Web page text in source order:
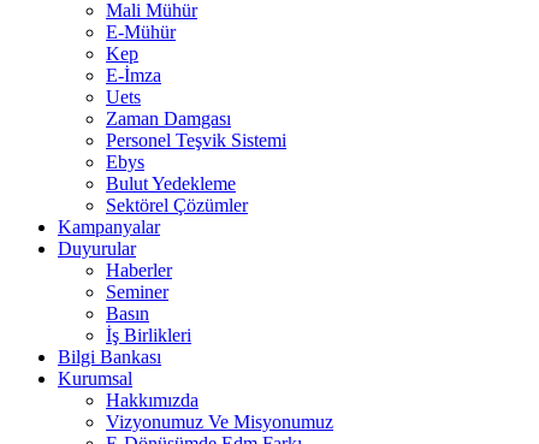
Mali Mühür
E-Mühür
Kep
E-İmza
Uets
Zaman Damgası
Personel Teşvik Sistemi
Ebys
Bulut Yedekleme
Sektörel Çözümler
Kampanyalar
Duyurular
Haberler
Seminer
Basın
İş Birlikleri
Bilgi Bankası
Kurumsal
Hakkımızda
Vizyonumuz Ve Misyonumuz